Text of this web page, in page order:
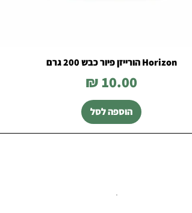
Horizon הורייזן פיור כבש 200 גרם
מחיר
הוספה לסל